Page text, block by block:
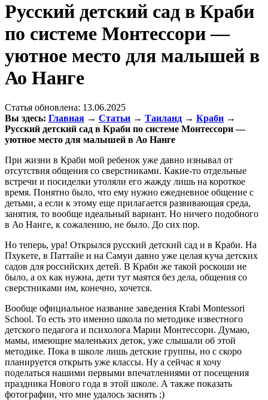
Русский детский сад в Краби
по системе Монтессори —
уютное место для малышей в
Ао Нанге
Статья обновлена: 13.06.2025
Вы здесь: Главная → Статьи → Таиланд → Краби →
Русский детский сад в Краби по системе Монтессори —
уютное место для малышей в Ао Нанге
При жизни в Краби мой ребенок уже давно изнывал от
отсутствия общения со сверстниками. Какие-то отдельные
встречи и посиделки утоляли его жажду лишь на короткое
время. Понятно было, что ему нужно ежедневное общение с
детьми, а если к этому еще прилагается развивающая среда,
занятия, то вообще идеальный вариант. Но ничего подобного
в Ао Нанге, к сожалению, не было. До сих пор.
Но теперь, ура! Открылся русский детский сад и в Краби. На
Пхукете, в Паттайе и на Самуи давно уже целая куча детских
садов для российских детей. В Краби же такой роскоши не
было, а ох как нужна, дети тут маятся без дела, общения со
сверстниками им, конечно, хочется.
Вообще официальное название заведения Krabi Montessori
School. То есть это именно школа по методике известного
детского педагога и психолога Марии Монтессори. Думаю,
мамы, имеющие маленьких деток, уже слышали об этой
методике. Пока в школе лишь детские группы, но с скоро
планируется открыть уже классы. Ну а сейчас я хочу
поделаться нашими первыми впечатлениями от посещения
праздника Нового года в этой школе. А также показать
фотографии, что мне удалось заснять ;)